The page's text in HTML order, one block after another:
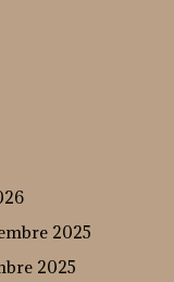
2025
2025